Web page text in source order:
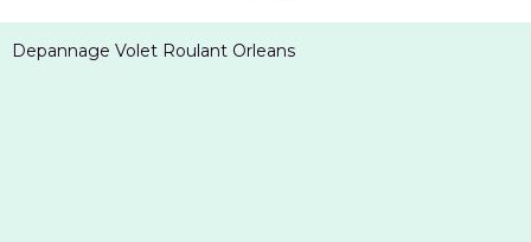
Depannage Volet Roulant Orleans